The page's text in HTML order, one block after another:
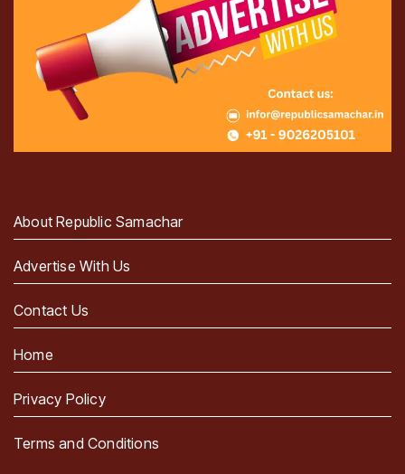
About Republic Samachar
Advertise With Us
Contact Us
Home
Privacy Policy
Terms and Conditions